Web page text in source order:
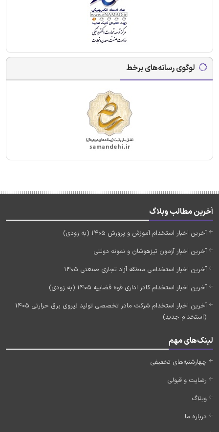
لوگوی رسانه‌های برخط
آخرین مطالب وبلاگ
آخرین اخبار استخدام آموزش و پرورش 1405 (به زودی)
آخرین اخبار آزمون تیزهوشان و نمونه دولتی
آخرین اخبار استخدامی منطقه آزاد تجاری صنعتی 1405
آخرین اخبار استخدام کادر اداری قوه قضاییه 1405 (به زودی)
آخرین اخبار استخدام شرکت مادر تخصصی تولید نیروی برق حرارتی 1405
(استخدام جدید)
لینک‌های مهم
چهارشنبه‌های تخفیفی
رضایت و قبولی
وبلاگ
درباره ما